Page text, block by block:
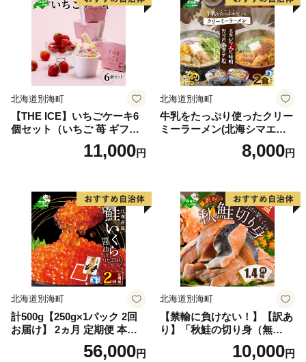
北海道別海町
【THE ICE】いちごケーキ6
個セット（いちご 苺 ギフト
ふるさと納税 高評価 アイス I
CE 生乳 別海町産 北海道 ア
イーツ 大人気 ケーキ ふるさ
と納税 ジェラート）
11,000円
北海道別海町
牛乳をたっぷり使ったクリー
ミーラーメン(北海シマエビ
味噌×1食+野付湾ホタテ塩×
１食 (合計2食セット))8,000円
北海道別海町
計500g【250g×1パック 2回
お届け】 2ヵ月 定期便 本場
「北海道」 いくら 醤油漬け
【NKM02NQ13】（野付漁業
56,000円
北海道別海町
【禁輸に負けない！】【訳あ
り】「秋鮭の切り身（無
塩）」1.4kg（ 鮭 秋鮭 シャ
ケ 秋シャケ 北海道産鮭 北海
10,000円